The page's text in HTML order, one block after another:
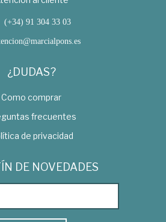
(+34) 91 304 33 03
¿DUDAS?
Como comprar
frecuentes
de privacidad
DE NOVEDADES